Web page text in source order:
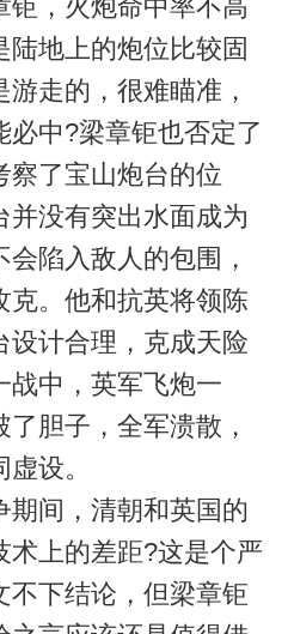
，火炮命中率不高
地上的炮位比较固
走的，很难瞄准，
必中?梁章钜也否定了
察了宝山炮台的位
并没有突出水面成为
陷入敌人的包围，
克。他和抗英将领陈
设计合理，克成天险
战中，英军飞炮一
胆子，全军溃散，
设。
间，清朝和英国的
术上的差距?这是个严
不下结论，但梁章钜